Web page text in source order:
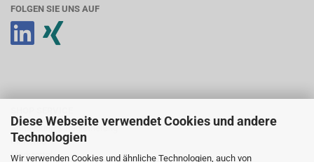
Diese Webseite verwendet Cookies und andere
Technologien
Wir verwenden Cookies und ähnliche Technologien, auch von
FOLGEN SIE UNS AUF
Anmeldung & Registrierung
Ihr Konto
Merkzettel